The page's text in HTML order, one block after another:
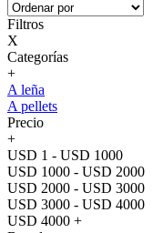
Filtros
X
Categorías
+
A leña
A pellets
Precio
+
USD 1 - USD 1000
USD 1000 - USD 2000
USD 2000 - USD 3000
USD 3000 - USD 4000
USD 4000 +